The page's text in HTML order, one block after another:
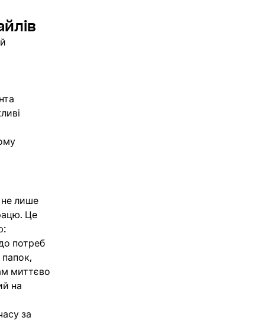
не лише
Це
потреб
миттєво
на
за